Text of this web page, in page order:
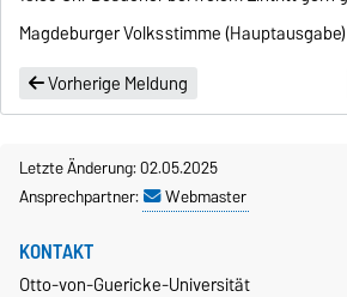
Magdeburger Volksstimme
Vorherige Meldung
Letzte Änderung: 02.05.2025
Ansprechpartner:
Webmaster
KONTAKT
Otto-von-Guericke-Universität